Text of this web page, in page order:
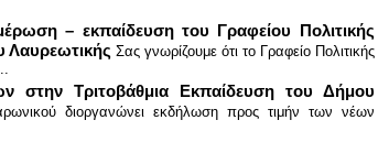
– εκπαίδευση του Γραφείου Πολιτικής
Λαυρεωτικής Σας γνωρίζουμε ότι το Γραφείο Πολιτικής
στην Τριτοβάθμια Εκπαίδευση του Δήμου
διοργανώνει εκδήλωση προς τιμήν των νέων